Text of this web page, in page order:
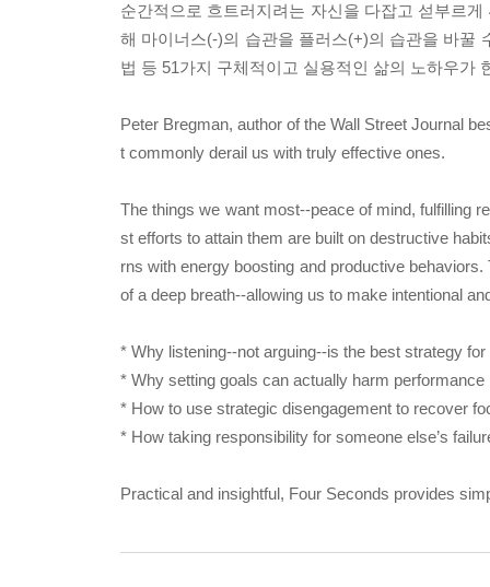
순간적으로 흐트러지려는 자신을 다잡고 섣부르
해 마이너스(-)의 습관을 플러스(+)의 습관을 바꿀
법 등 51가지 구체적이고 실용적인 삶의 노하우가
Peter Bregman, author of the Wall Street Journal
t commonly derail us with truly effective ones.
The things we want most--peace of mind, fulfilling
st efforts to attain them are built on destructive
rns with energy boosting and productive
of a deep breath--allowing us to make intentional
* Why listening--not arguing--is the best strategy
* Why setting goals can actually harm performance
* How to use strategic disengagement to recover
* How taking responsibility for someone else’s
Practical and insightful, Four Seconds provides